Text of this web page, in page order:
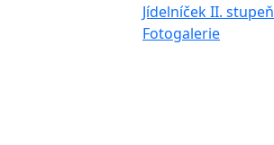
Jídelníček II. stupeň
Fotogalerie